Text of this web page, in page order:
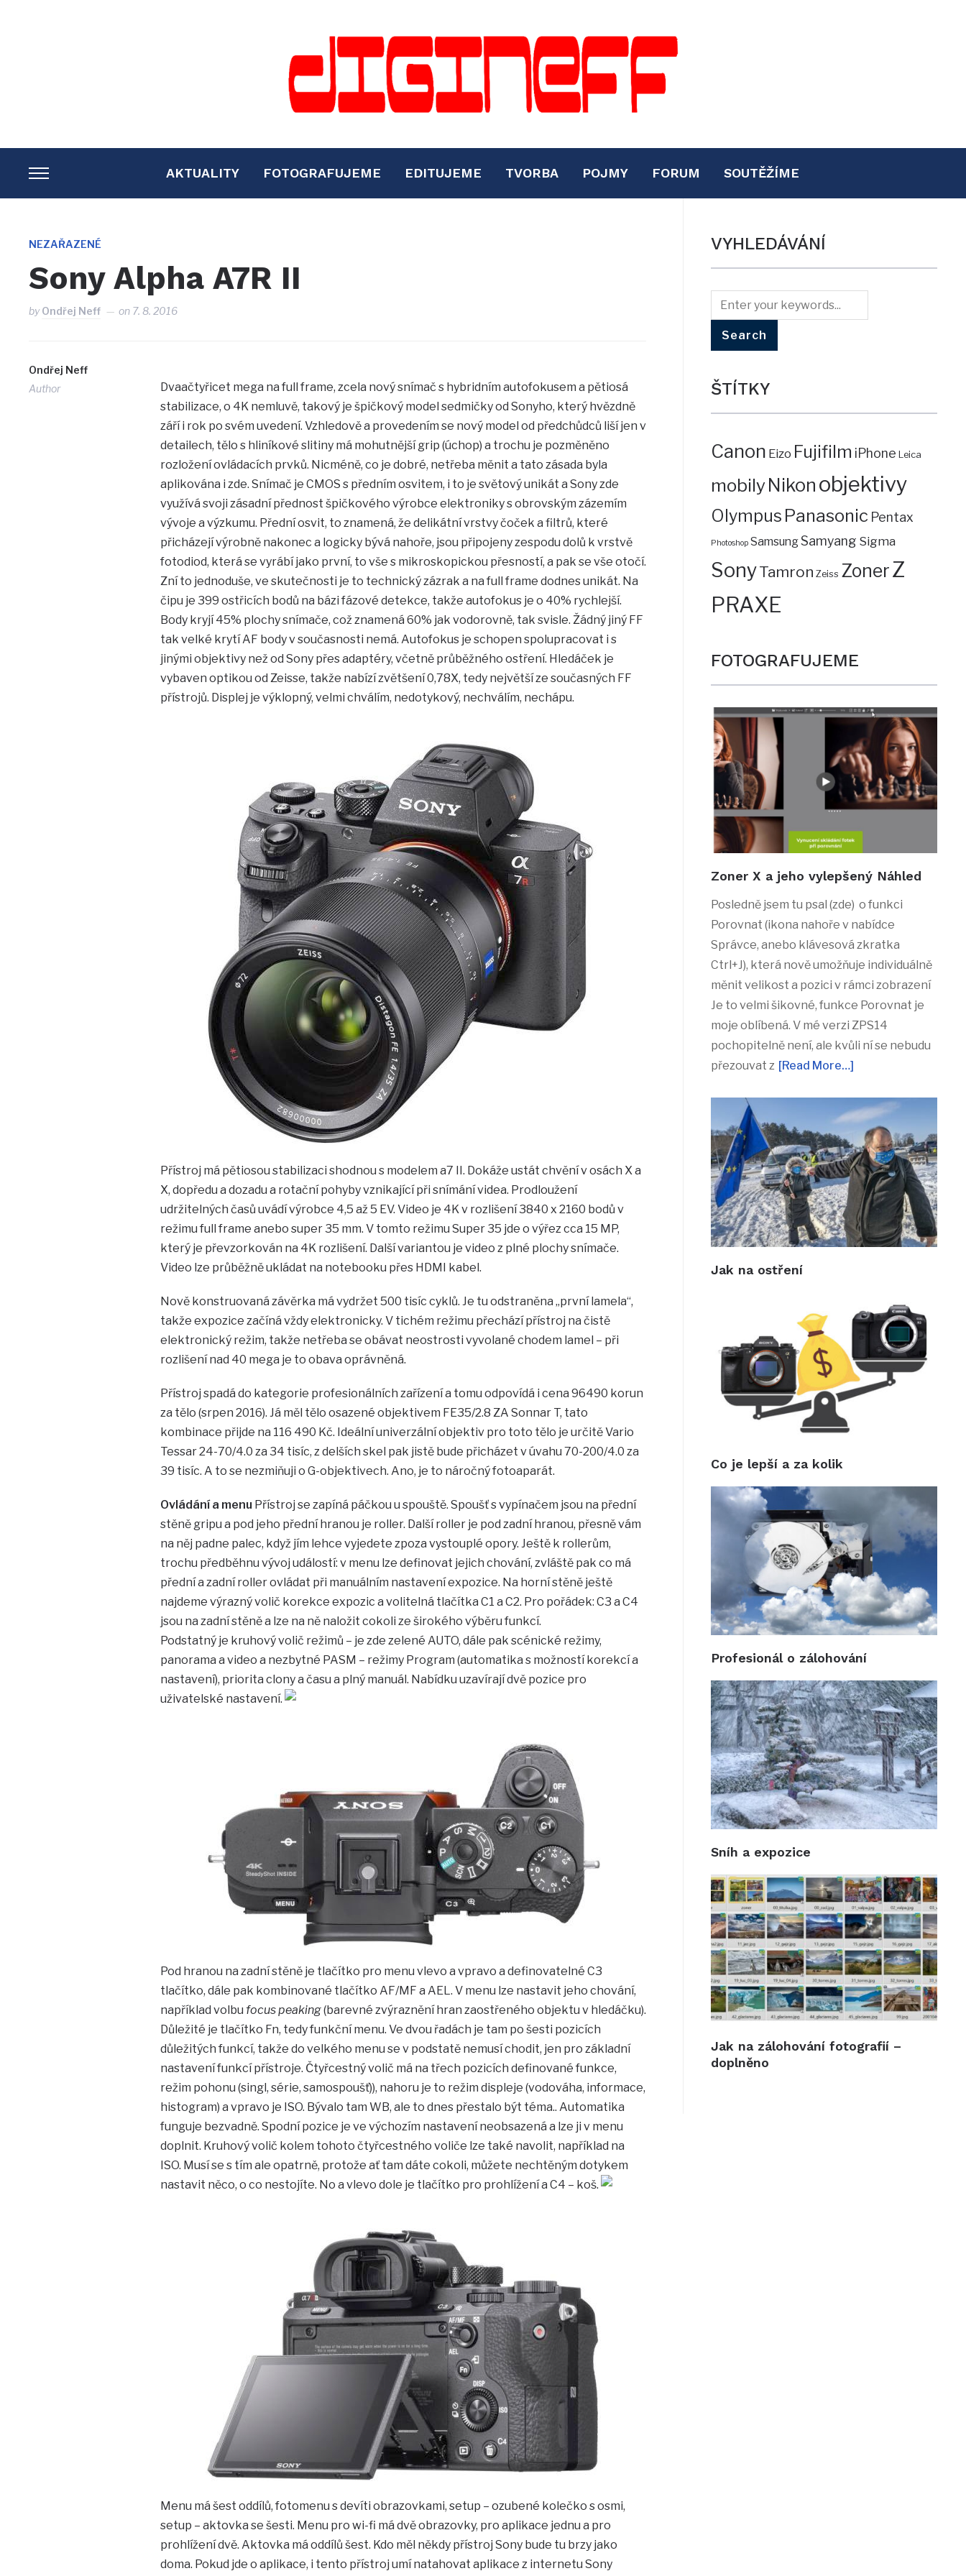
TOGGLE
SIDEBAR
NAVIGATION
AKTUALITY FOTOGRAFUJEME EDITUJEME TVORBA POJMY FORUM SOUTĚŽÍME
NEZAŘAZENÉ
Sony Alpha A7R II
byOndřej Neff on 7. 8. 2016
Ondřej Neff
Author
Dvaačtyřicet mega na full frame, zcela nový snímač s hybridním autofokusem a pětiosá
stabilizace, o 4K nemluvě, takový je špičkový model sedmičky od Sonyho, který hvězdně
září i rok po svém uvedení. Vzhledově a provedením se nový model od předchůdců liší jen v
detailech, tělo s hliníkové slitiny má mohutnější grip (úchop) a trochu je pozměněno
rozložení ovládacích prvků. Nicméně, co je dobré, netřeba měnit a tato zásada byla
aplikována i zde. Snímač je CMOS s předním osvitem, i to je světový unikát a Sony zde
využívá svoji zásadní přednost špičkového výrobce elektroniky s obrovským zázemím
vývoje a výzkumu. Přední osvit, to znamená, že delikátní vrstvy čoček a filtrů, které
přicházejí výrobně nakonec a logicky bývá nahoře, jsou připojeny zespodu dolů k vrstvě
fotodiod, která se vyrábí jako první, to vše s mikroskopickou přesností, a pak se vše otočí.
Zní to jednoduše, ve skutečnosti je to technický zázrak a na full frame dodnes unikát. Na
čipu je 399 ostřicích bodů na bázi fázové detekce, takže autofokus je o 40% rychlejší.
Body kryjí 45% plochy snímače, což znamená 60% jak vodorovně, tak svisle. Žádný jiný FF
tak velké krytí AF body v současnosti nemá. Autofokus je schopen spolupracovat i s
jinými objektivy než od Sony přes adaptéry, včetně průběžného ostření. Hledáček je
vybaven optikou od Zeisse, takže nabízí zvětšení 0,78X, tedy největší ze současných FF
přístrojů. Displej je výklopný, velmi chválím, nedotykový, nechválím, nechápu.
Přístroj má pětiosou stabilizaci shodnou s modelem a7 II. Dokáže ustát chvění v osách X a
X, dopředu a dozadu a rotační pohyby vznikající při snímání videa. Prodloužení
udržitelných časů uvádí výrobce 4,5 až 5 EV. Video je 4K v rozlišení 3840 x 2160 bodů v
režimu full frame anebo super 35 mm. V tomto režimu Super 35 jde o výřez cca 15 MP,
který je převzorkován na 4K rozlišení. Další variantou je video z plné plochy snímače.
Video lze průběžně ukládat na notebooku přes HDMI kabel.
Nově konstruovaná závěrka má vydržet 500 tisíc cyklů. Je tu odstraněna „první lamela“,
takže expozice začíná vždy elektronicky. V tichém režimu přechází přístroj na čistě
elektronický režim, takže netřeba se obávat neostrosti vyvolané chodem lamel – při
rozlišení nad 40 mega je to obava oprávněná.
Přístroj spadá do kategorie profesionálních zařízení a tomu odpovídá i cena 96490 korun
za tělo (srpen 2016). Já měl tělo osazené objektivem FE35/2.8 ZA Sonnar T, tato
kombinace přijde na 116 490 Kč. Ideální univerzální objektiv pro toto tělo je určitě Vario
Tessar 24-70/4.0 za 34 tisíc, z delších skel pak jistě bude přicházet v úvahu 70-200/4.0 za
39 tisíc. A to se nezmiňuji o G-objektivech. Ano, je to náročný fotoaparát.
Ovládání a menu Přístroj se zapíná páčkou u spouště. Spoušť s vypínačem jsou na přední
stěně gripu a pod jeho přední hranou je roller. Další roller je pod zadní hranou, přesně vám
na něj padne palec, když jím lehce vyjedete zpoza vystouplé opory. Ještě k rollerům,
trochu předběhnu vývoj událostí: v menu lze definovat jejich chování, zvláště pak co má
přední a zadní roller ovládat při manuálním nastavení expozice. Na horní stěně ještě
najdeme výrazný volič korekce expozic a volitelná tlačítka C1 a C2. Pro pořádek: C3 a C4
jsou na zadní stěně a lze na ně naložit cokoli ze širokého výběru funkcí.
Podstatný je kruhový volič režimů – je zde zelené AUTO, dále pak scénické režimy,
panorama a video a nezbytné PASM – režimy Program (automatika s možností korekcí a
nastavení), priorita clony a času a plný manuál. Nabídku uzavírají dvě pozice pro
uživatelské nastavení.
Pod hranou na zadní stěně je tlačítko pro menu vlevo a vpravo a definovatelné C3
tlačítko, dále pak kombinované tlačítko AF/MF a AEL. V menu lze nastavit jeho chování,
například volbu focus peaking(barevné zvýraznění hran zaostřeného objektu v hledáčku).
Důležité je tlačítko Fn, tedy funkční menu. Ve dvou řadách je tam po šesti pozicích
důležitých funkcí, takže do velkého menu se v podstatě nemusí chodit, jen pro základní
nastavení funkcí přístroje. Čtyřcestný volič má na třech pozicích definované funkce,
režim pohonu (singl, série, samospoušť)), nahoru je to režim displeje (vodováha, informace,
histogram) a vpravo je ISO. Bývalo tam WB, ale to dnes přestalo být téma.. Automatika
funguje bezvadně. Spodní pozice je ve výchozím nastavení neobsazená a lze ji v menu
doplnit. Kruhový volič kolem tohoto čtyřcestného voliče lze také navolit, například na
ISO. Musí se s tím ale opatrně, protože ať tam dáte cokoli, můžete nechtěným dotykem
nastavit něco, o co nestojíte. No a vlevo dole je tlačítko pro prohlížení a C4 – koš.
Menu má šest oddílů, fotomenu s devíti obrazovkami, setup – ozubené kolečko s osmi,
setup – aktovka se šesti. Menu pro wi-fi má dvě obrazovky, pro aplikace jednu a pro
prohlížení dvě. Aktovka má oddílů šest. Kdo měl někdy přístroj Sony bude tu brzy jako
doma. Pokud jde o aplikace, i tento přístroj umí natahovat aplikace z internetu Sony
VYHLEDÁVÁNÍ
ŠTÍTKY
Canon Eizo Fujifilm iPhone Leica
mobilyNikon objektivy
Olympus Panasonic Pentax
Photoshop SamsungSamyang Sigma
SonyTamron Zeiss ZonerZ
PRAXE
FOTOGRAFUJEME
Zoner X a jeho vylepšený Náhled
Posledně jsem tu psal (zde) o funkci
Porovnat (ikona nahoře v nabídce
Správce, anebo klávesová zkratka
Ctrl+J), která nově umožňuje individuálně
měnit velikost a pozici v rámci zobrazení
Je to velmi šikovné, funkce Porovnat je
moje oblíbená. V mé verzi ZPS14
pochopitelně není, ale kvůli ní se nebudu
přezouvat z [Read More…]
Jak na ostření
Co je lepší a za kolik
Profesionál o zálohování
Sníh a expozice
Jak na zálohování fotografií –
doplněno